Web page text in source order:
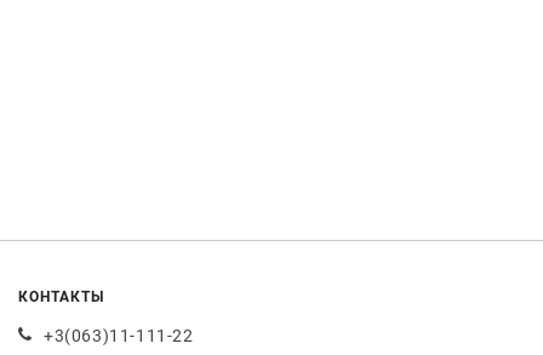
КОНТАКТЫ
+3(063)11-111-22